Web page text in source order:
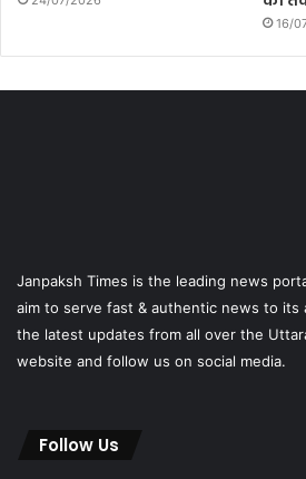
16/
Janpaksh Times is the leading news
aim to serve fast & authentic news to its
the latest updates from all over the
website and follow us on social media.
Follow Us